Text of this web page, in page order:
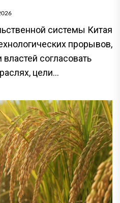
системы Китая
прорывов,
согласовать
цели...